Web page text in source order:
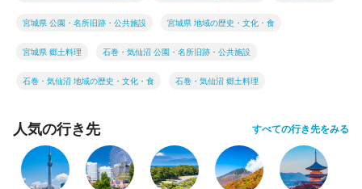
宮城県 公園・名所旧跡・公共施設 宮城県 地域の歴史・文化・食
宮城県 郷土料理 石巻・気仙沼 公園・名所旧跡・公共施設
石巻・気仙沼 地域の歴史・文化・食 石巻・気仙沼 郷土料理
人気の行き先 すべての行き先をみる